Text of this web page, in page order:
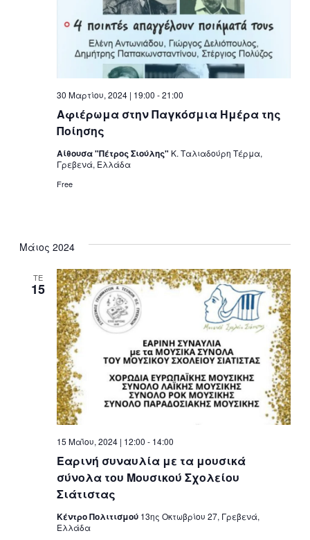
Αφιέρωμα στην Παγκόσμια Ημέρα της
Ποίησης
30 Μαρτίου, 2024 | 19:00 -21:00
Αίθουσα "Πέτρος Σιούλης" Κ. Ταλιαδούρη Τέρμα,
Γρεβενά, Ελλάδα
Free
Μάιος 2024
ΤΕ
15
Εαρινή συναυλία με τα μουσικά
σύνολα του Μουσικού Σχολείου
Σιάτιστας
15 Μαΐου, 2024 | 12:00 - 14:00
Κέντρο Πολιτισμού 13ης Οκτωβρίου 27, Γρεβενά,
Ελλάδα